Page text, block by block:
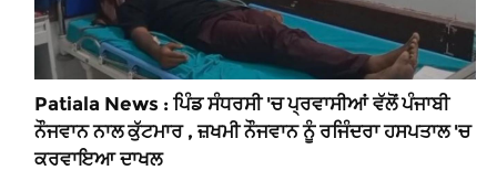
Patiala News : ਪਿੰਡ ਸੰਧਰਸੀ 'ਚ ਪ੍ਰਵਾਸੀਆਂ ਵੱਲੋਂ ਪੰਜਾਬੀ
ਨੌਜਵਾਨ ਨਾਲ ਕੁੱਟਮਾਰ , ਜ਼ਖਮੀ ਨੌਜਵਾਨ ਨੂੰ ਰਜਿੰਦਰਾ ਹਸਪਤਾਲ 'ਚ
ਕਰਵਾਇਆ ਦਾਖਲ